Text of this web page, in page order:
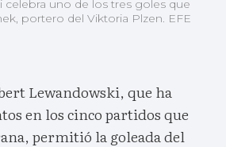
uno de los tres goles que
portero del Viktoria Plzen. EFE
Lewandowski, que ha
en los cinco partidos que
permitió la goleada del